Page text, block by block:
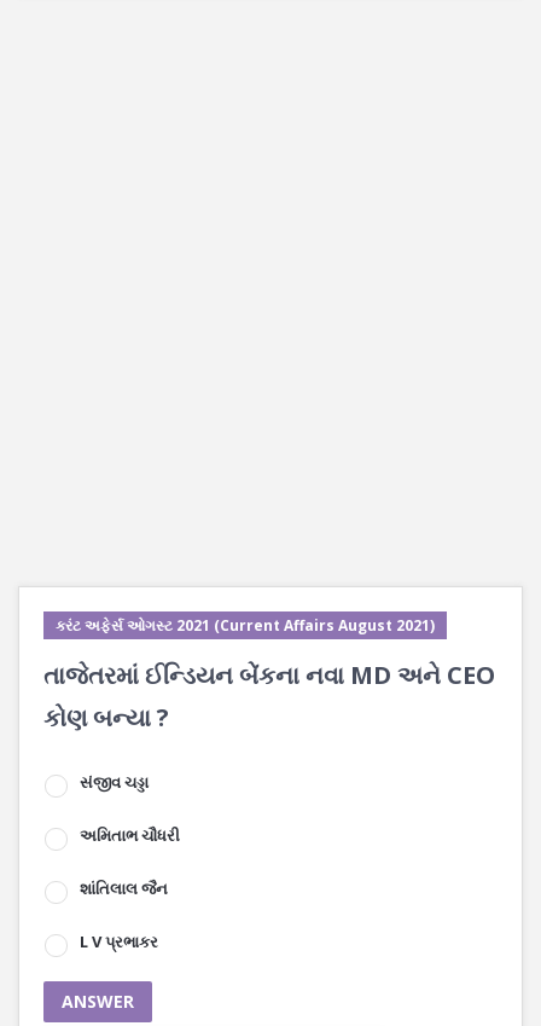
કરંટ અફેર્સ ઓગસ્ટ 2021 (Current Affairs August 2021)
તાજેતરમાં ઈન્ડિયન બેંકના નવા MD અને CEO
કોણ બન્યા ?
સંજીવ ચડ્ડા
અમિતાભ ચૌધરી
શાંતિલાલ જૈન
L V પ્રભાકર
ANSWER